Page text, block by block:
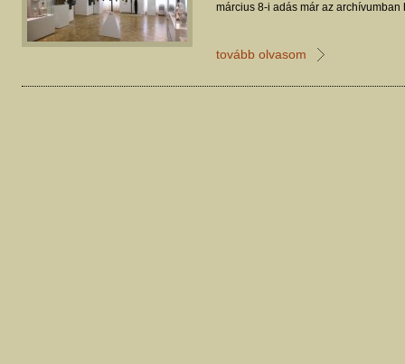
március 8-i adás már az archívumban
tovább olvasom